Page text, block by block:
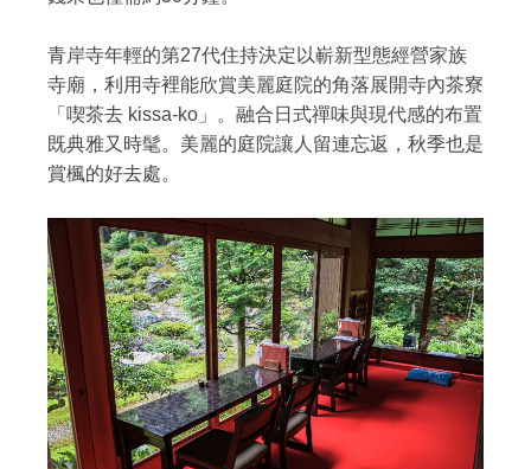
青岸寺年輕的第27代住持決定以嶄新型態經營家族
寺廟，利用寺裡能欣賞美麗庭院的角落展開寺內茶寮
「喫茶去 kissa-ko」。融合日式禪味與現代感的布置
既典雅又時髦。美麗的庭院讓人留連忘返，秋季也是
賞楓的好去處。